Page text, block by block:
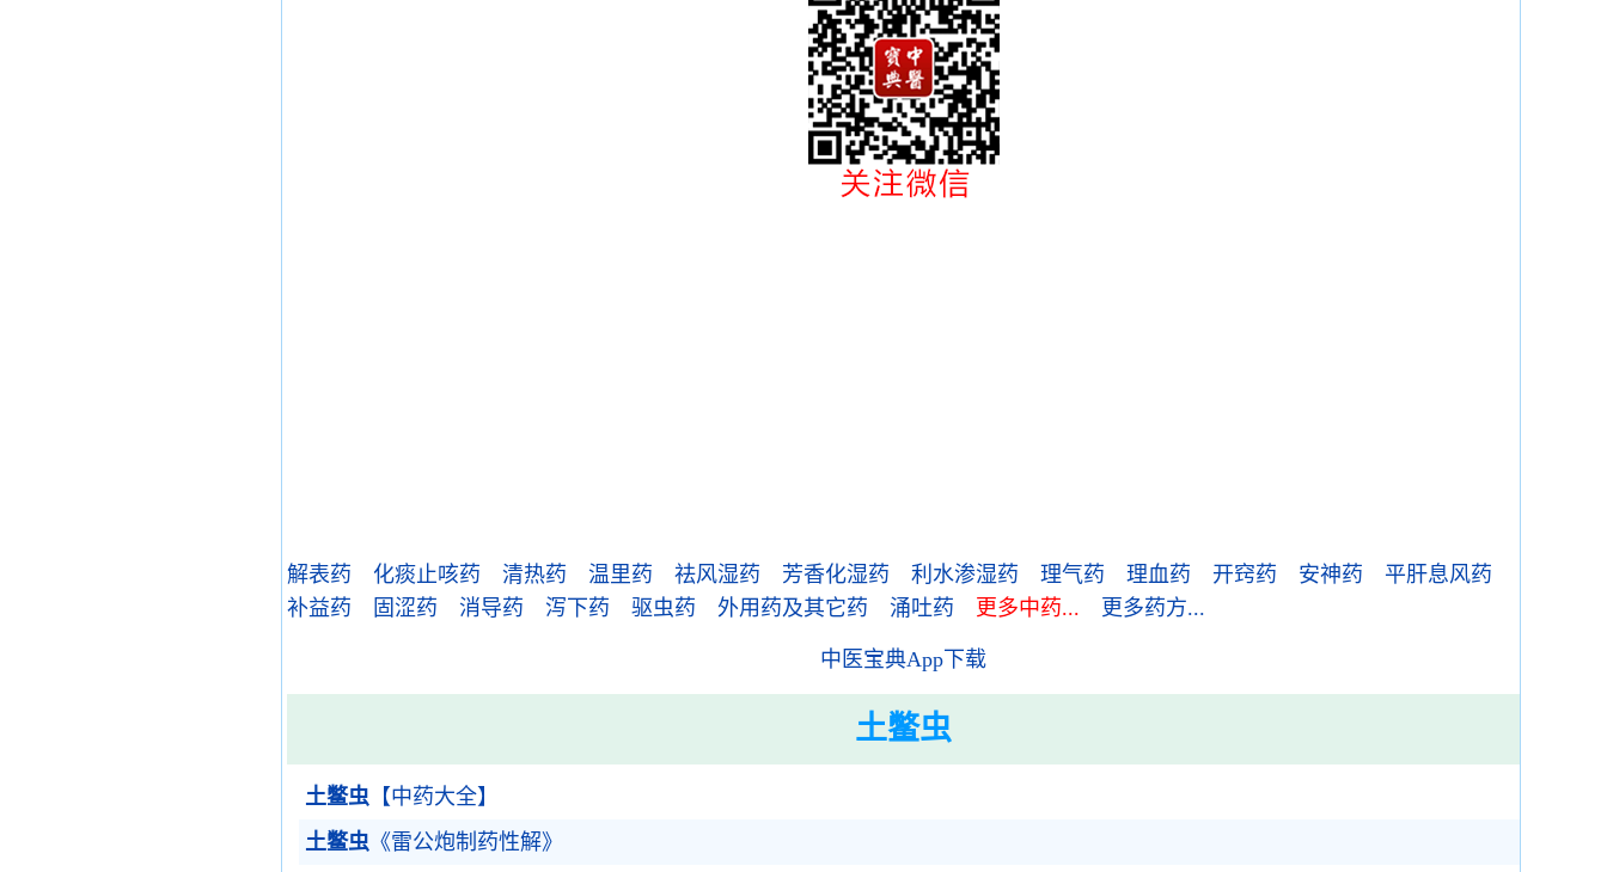
解表药 化痰止咳药 清热药 温里药 祛风湿药 芳香化湿药 利水渗湿药 理气药 理血药 开窍药 安神药
平肝息风药
补益药
固涩药 消导药 泻下药 驱虫药 外用药及其它药 涌吐药 更多中药... 更多药方...
中医宝典App下载
土鳖虫
土鳖虫 【中药大全】
土鳖虫 《雷公炮制药性解》